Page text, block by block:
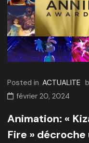
Posted in ACTUALITE
février 20, 2024
Animation: «
Fire »